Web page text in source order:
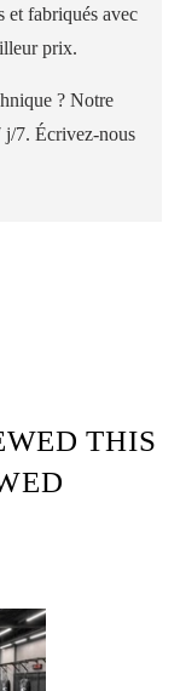
et fabriqués avec
prix.
? Notre
j/7. Écrivez-nous
THIS